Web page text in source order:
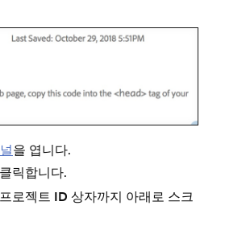
을 엽니다.
릭합니다.
로젝트 ID 상자까지 아래로 스크